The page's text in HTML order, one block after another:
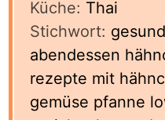
Küche: Thai
Stichwort:
abendessen
rezepte mit
gemüse pfanne